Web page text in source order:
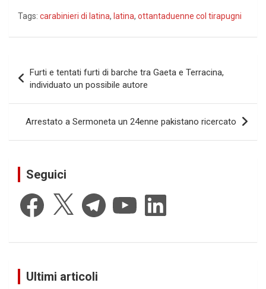
Tags: carabinieri di latina, latina, ottantaduenne col tirapugni
articoli
Furti e tentati furti di barche tra Gaeta e Terracina,
individuato un possibile autore
Arrestato a Sermoneta un 24enne pakistano ricercato
Seguici
Facebook Telegram YouTube LinkedIn
Ultimi articoli